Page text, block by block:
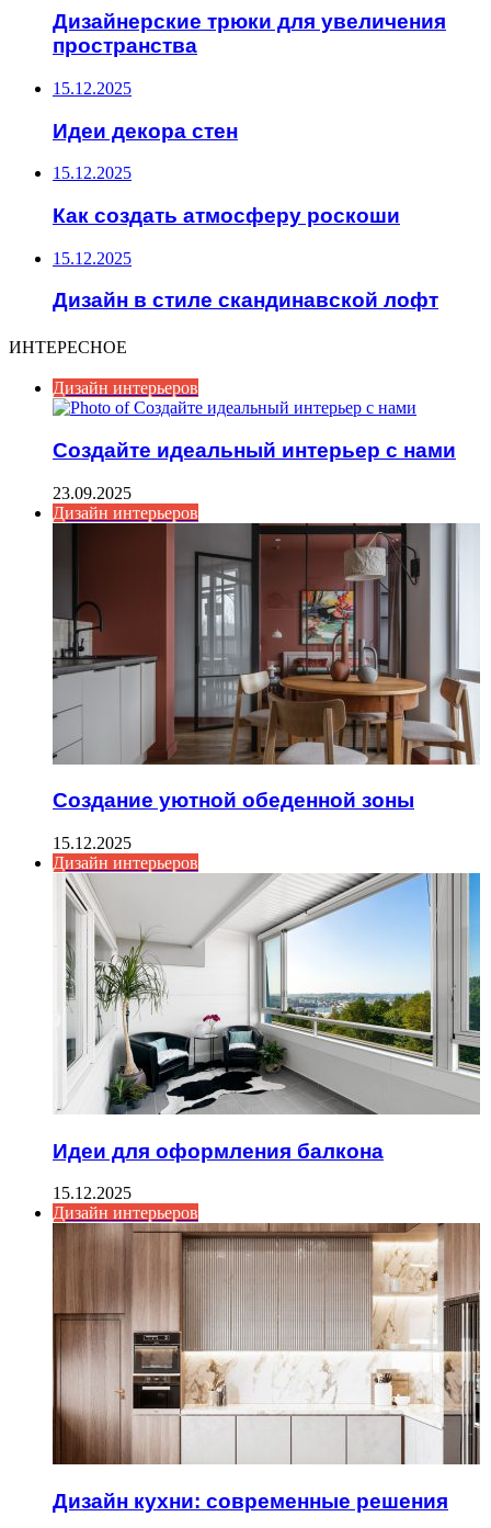
Дизайнерские трюки для увеличения
пространства
15.12.2025
Идеи декора стен
15.12.2025
Как создать атмосферу роскоши
15.12.2025
Дизайн в стиле скандинавской лофт
ИНТЕРЕСНОЕ
Дизайн интерьеров
Создайте идеальный интерьер с нами
23.09.2025
Дизайн интерьеров
Создание уютной обеденной зоны
15.12.2025
Дизайн интерьеров
Идеи для оформления балкона
15.12.2025
Дизайн интерьеров
Дизайн кухни: современные решения